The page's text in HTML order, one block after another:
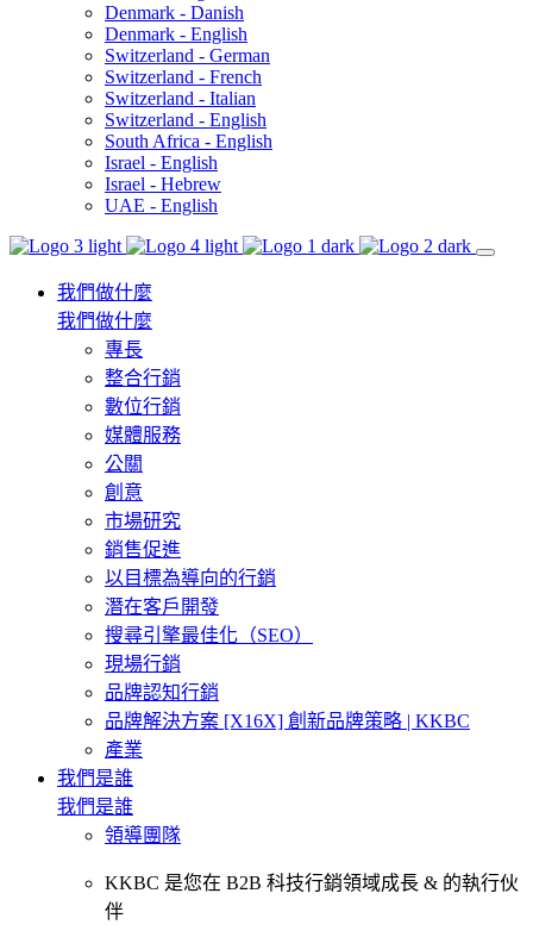
Denmark - Danish
Denmark - English
Switzerland - German
Switzerland - French
Switzerland - Italian
Switzerland - English
South Africa - English
Israel - English
Israel - Hebrew
UAE - English
我們做什麼
我們做什麼
專長
整合行銷
數位行銷
媒體服務
公關
創意
市場研究
銷售促進
以目標為導向的行銷
潛在客戶開發
搜尋引擎最佳化（SEO）
現場行銷
品牌認知行銷
品牌解決方案 [X16X] 創新品牌策略 | KKBC
產業
我們是誰
我們是誰
領導團隊
KKBC 是您在 B2B 科技行銷領域成長 & 的執行伙
伴